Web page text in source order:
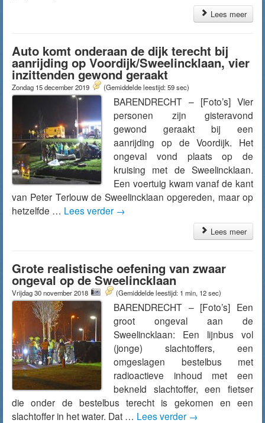
Lees meer
Auto komt onderaan de dijk terecht bij
aanrijding op Voordijk/Sweelincklaan, vier
inzittenden gewond geraakt
Zondag 15 december 2019 (Gemiddelde leestijd: 59 sec)
BARENDRECHT – [Foto’s] Vier
personen zijn gisteravond
gewond geraakt bij een
aanrijding op de Voordijk. Het
ongeval vond plaats op de
kruising met de Sweelincklaan.
Een voertuig kwam vanaf de kant
van Peter Terlouw de Sweelincklaan opgereden, maar op
hetzelfde … Lees verder →
Lees meer
Grote realistische oefening van zwaar
ongeval op de Sweelincklaan
Vrijdag 30 november 2018 (Gemiddelde leestijd: 1 min, 12 sec)
BARENDRECHT – [Foto’s] Een
groot ongeval aan de
Sweelincklaan: Een lijnbus vol
(jonge) slachtoffers, een
omgeslagen bestelbus met
radioactieve inhoud met een
bekneld slachtoffer, een fietser
die onder de bestelbus terecht is gekomen en een
slachtoffer in het water. Dat … Lees verder →